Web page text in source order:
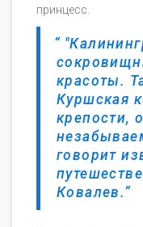
принцесс.
красоты.
Куршская
крепости,
говорит
Ковалев.